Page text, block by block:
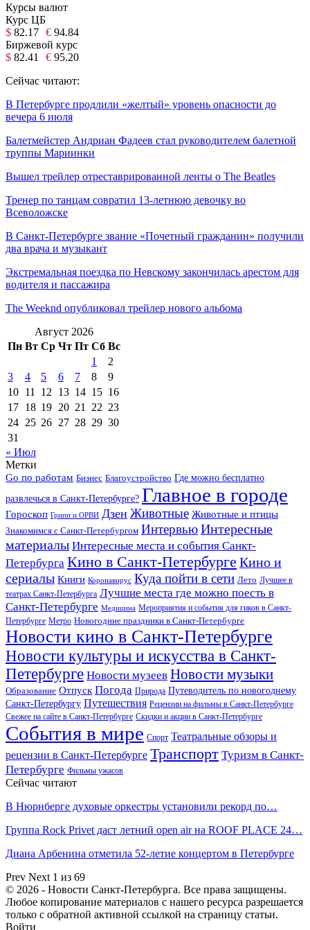
Курсы валют
Курс ЦБ
$ 82.17 € 94.84
Биржевой курс
$ 82.41 € 95.20
Сейчас читают:
В Петербурге продлили «желтый» уровень опасности до
вечера 6 июля
Балетмейстер Андриан Фадеев стал руководителем балетной
труппы Мариинки
Вышел трейлер отреставрированной ленты о The Beatles
Тренер по танцам совратил 13-летнюю девочку во
Всеволожске
В Санкт-Петербурге звание «Почетный гражданин» получили
два врача и музыкант
Экстремальная поездка по Невскому закончилась арестом для
водителя и пассажира
The Weeknd опубликовал трейлер нового альбома
Август 2026
Пн Вт Ср Чт Пт Сб Вс
1
2
3
4 5 6 7 8
9
10 11 12 13 14 15 16
17 18 19 20 21 22 23
24 25 26 27 28 29 30
31
« Июл
Метки
Go по работам Бизнес Благоустройство Где можно бесплатно
развлечься в Санкт-Петербурге? Главное в городе
Гороскоп Грипп и ОРВИ Дзен Животные Животные и птицы
Знакомимся с Санкт-Петербургом ИнтервьюИнтересные
материалы Интересные места и события Санкт-
Петербурга Кино в Санкт-Петербурге Кино и
сериалы Книги Коронавирус Куда пойти в сети Лето Лучшее в
театрах Санкт-Петербурга Лучшие места где можно поесть в
Санкт-Петербурге Медицина Мероприятия и события для гиков в Санкт-
Петербурге Метро Новогодние праздники в Санкт-Петербурге
Новости кино в Санкт-Петербурге
Новости культуры и искусства в Санкт-
Петербурге Новости музеев Новости музыки
Образование Отпуск Погода Природа Путеводитель по новогоднему
Санкт-Петербургу Путешествия Рецензии на фильмы в Санкт-Петербурге
Свежее на сайте в Санкт-Петербурге Скидки и акции в Санкт-Петербурге
События в мире Спорт Театральные обзоры и
рецензии в Санкт-Петербурге Транспорт Туризм в Санкт-
Петербурге Фильмы ужасов
Сейчас читают
В Нюрнберге духовые оркестры установили рекорд по…
Группа Rock Privet даст летний open air на ROOF PLACE 24…
Диана Арбенина отметила 52-летие концертом в Петербурге
Prev Next 1 из 69
© 2026 - Новости Санкт-Петербурга. Все права защищены.
Любое копирование материалов с нашего ресурса разрешается
только с обратной активной ссылкой на страницу статьи.
Войти